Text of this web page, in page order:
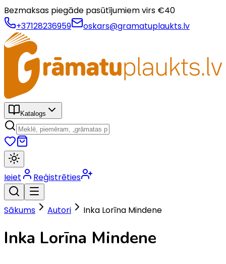
Bezmaksas piegāde pasūtījumiem virs €40
+37128236959
oskars@gramatuplaukts.lv
Katalogs
Ieiet Reģistrēties
Sākums Autori Inka Lorīna Mindene
Inka Lorīna Mindene